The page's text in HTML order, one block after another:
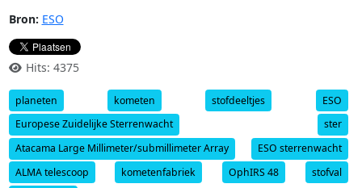
Bron: ESO
Hits: 4375
planeten kometen stofdeeltjes
ESO
Europese Zuidelijke Sterrenwacht
ster
Atacama Large Millimeter/submillimeter Array
ESO sterrenwacht
ALMA telescoop
kometenfabriek OphIRS 48
stofval